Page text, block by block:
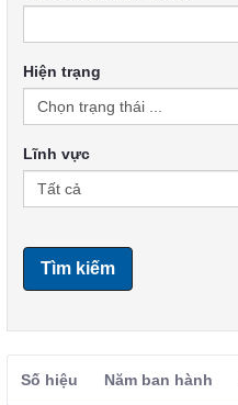
Hiện trạng
Lĩnh vực
Tìm kiếm
Số hiệu Năm ban hành